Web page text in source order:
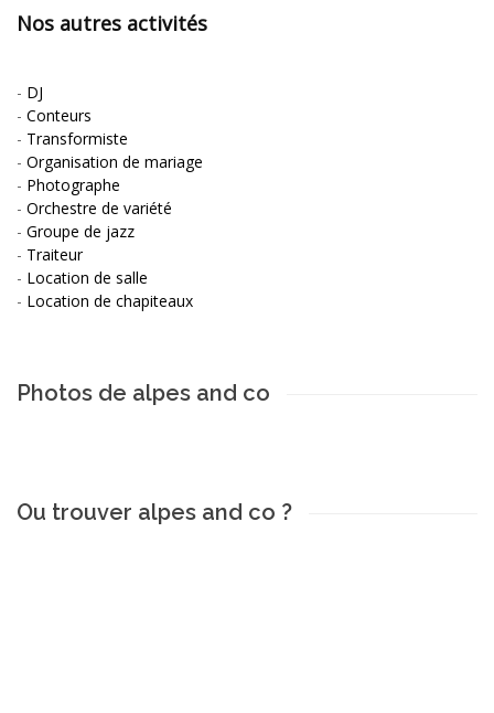
Nos autres activités
- DJ
- Conteurs
- Transformiste
- Organisation de mariage
- Photographe
- Orchestre de variété
- Groupe de jazz
- Traiteur
- Location de salle
- Location de chapiteaux
Photos de alpes and co
Ou trouver alpes and co ?